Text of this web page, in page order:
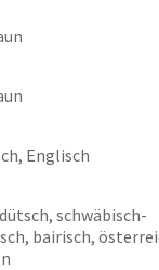
Englisch
schwäbisch-
bairisch,